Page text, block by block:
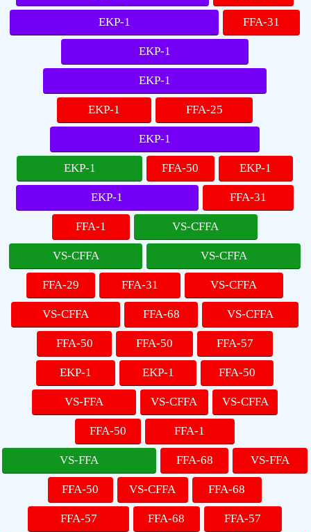
EKP-1 FFA-31
EKP-1
EKP-1
EKP-1 FFA-25
EKP-1
EKP-1 FFA-50 EKP-1
EKP-1 FFA-31
FFA-1 VS-CFFA
VS-CFFA VS-CFFA
FFA-29 FFA-31 VS-CFFA
VS-CFFA FFA-68 VS-CFFA
FFA-50 FFA-50 FFA-57
EKP-1 EKP-1 FFA-50
VS-FFA VS-CFFA VS-CFFA
FFA-50 FFA-1
VS-FFA FFA-68 VS-FFA
FFA-50 VS-CFFA FFA-68
FFA-57 FFA-68 FFA-57